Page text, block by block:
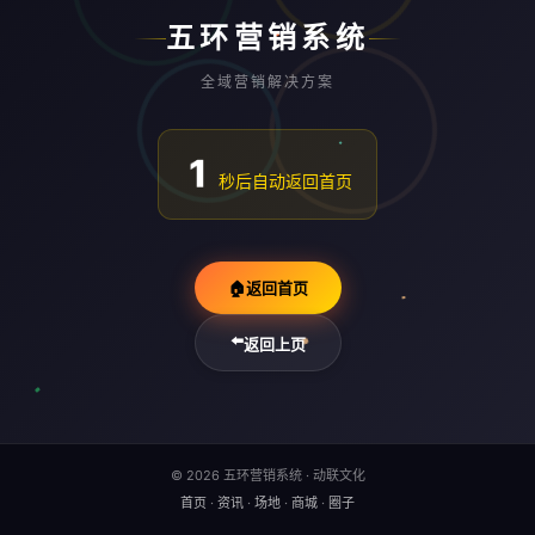
五环营销系统
全域营销解决方案
1 秒后自动返回首页
🏠返回首页
⬅️返回上页
© 2026 五环营销系统 · 动联文化
首页 · 资讯 · 场地 · 商城 · 圈子